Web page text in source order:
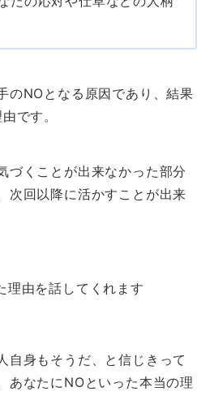
のNOとなる原因であり、結果
です。
づくことが出来なかった部分
次回以降に活かすことが出来
由を話してくれます
自身もそうだ、と信じきって
あなたにNOといった本当の理